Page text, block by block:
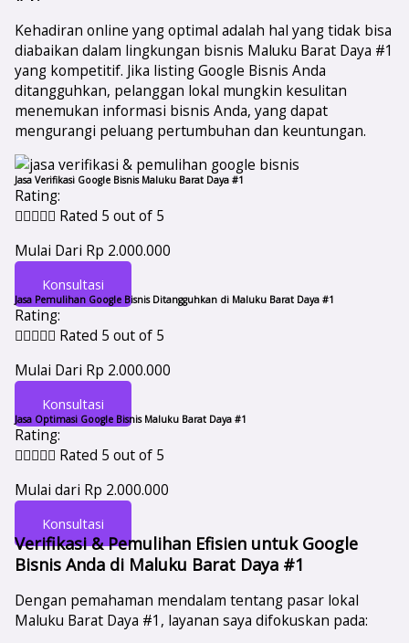
Kehadiran online yang optimal adalah hal yang tidak bisa
diabaikan dalam lingkungan bisnis Maluku Barat Daya #1
yang kompetitif. Jika listing Google Bisnis Anda
ditangguhkan, pelanggan lokal mungkin kesulitan
menemukan informasi bisnis Anda, yang dapat
mengurangi peluang pertumbuhan dan keuntungan.
Jasa Verifikasi Google Bisnis Maluku Barat Daya #1
Rating:
 Rated 5 out of 5
Mulai Dari Rp 2.000.000
Konsultasi
Jasa Pemulihan Google Bisnis Ditangguhkan di Maluku Barat Daya #1
Rating:
 Rated 5 out of 5
Mulai Dari Rp 2.000.000
Konsultasi
Jasa Optimasi Google Bisnis Maluku Barat Daya #1
Rating:
 Rated 5 out of 5
Mulai dari Rp 2.000.000
Konsultasi
Verifikasi & Pemulihan Efisien untuk Google
Bisnis Anda di Maluku Barat Daya #1
Dengan pemahaman mendalam tentang pasar lokal
Maluku Barat Daya #1, layanan saya difokuskan pada: